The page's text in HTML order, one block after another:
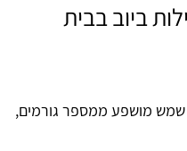
ביוב בבית
שמש מושפע ממספר גורמים,